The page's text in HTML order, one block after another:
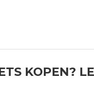
KOPEN?